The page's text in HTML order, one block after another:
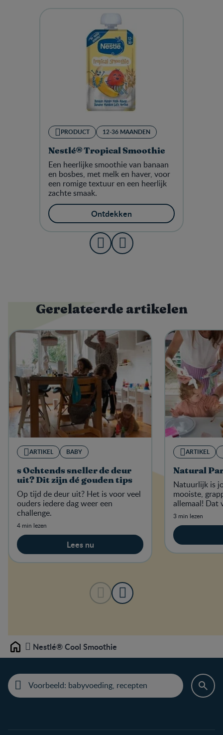
PRODUCT 12-36 MAANDEN
Nestlé® Tropical Smoothie
Een heerlijke smoothie van banaan
en bosbes, met melk en haver, voor
een romige textuur en een heerlijk
zachte smaak.
Ontdekken
Gerelateerde artikelen
ARTIKEL BABY
s Ochtends sneller de deur
uit? Dit zijn dé gouden tips
Op tijd de deur uit? Het is voor veel
ouders iedere dag weer een
challenge.
4 min lezen
Lees nu
ARTIKEL
Natural
Natuurlijk is
mooiste,
allemaal! Dat
3 min lezen
Home Nestlé® Cool Smoothie